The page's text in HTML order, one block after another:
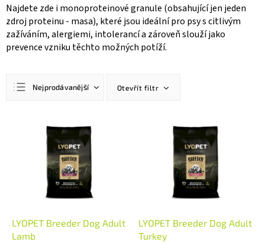
Najdete zde i monoproteinové granule (obsahující jen jeden
zdroj proteinu - masa), které jsou ideální pro psy s citlivým
zažíváním, alergiemi, intolerancí a zároveň slouží jako
prevence vzniku těchto možných potíží.
Nejlevnější
Nejdražší
Nejprodávanější
Abecedně
Otevřít filtr
LYOPET Breeder Dog Adult
Lamb
LYOPET Breeder Dog Adult
Turkey